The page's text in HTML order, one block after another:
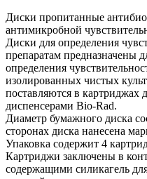
Диски пропитанные
антимикробной
Диски для определения
препаратам предназначены
определения
изолированных чистых
поставляются в картриджах
диспенсерами Bio-Rad.
Диаметр бумажного диска
сторонах диска нанесена
Упаковка содержит 4
Картриджи заключены в
содержащими силикагель